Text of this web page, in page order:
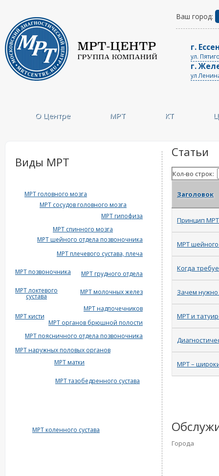
Ваш город:
г.
ул.
г.
ул
О Центре МРТ КТ
Виды МРТ
МРТ головного мозга
МРТ сосудов головного мозга
МРТ гипофиза
МРТ шейного отдела позвоночника
МРТ плечевого сустава, плеча
МРТ позвоночника
МРТ грудного отдела
МРТ локтевого
сустава
МРТ молочных желез
МРТ надпочечников
МРТ кисти
МРТ органов брюшной полости
МРТ поясничного отдела позвоночника
МРТ наружных половых органов
МРТ тазобедренного сустава
МРТ матки
МРТ спинного мозга
МРТ коленного сустава
Статьи
Кол-во строк:
Заголовок
Принцип МРТ
МРТ
Когда
Зачем нужно
МРТ и
МРТ –
Города